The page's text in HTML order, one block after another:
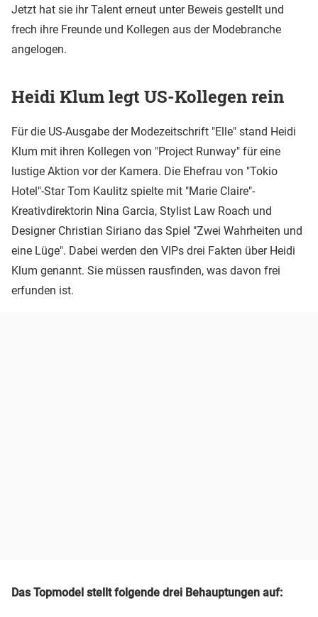
Jetzt hat sie ihr Talent erneut unter Beweis gestellt und
frech ihre Freunde und Kollegen aus der Modebranche
angelogen.
Heidi Klum legt US-Kollegen rein
Für die US-Ausgabe der Modezeitschrift "Elle" stand Heidi
Klum mit ihren Kollegen von "Project Runway" für eine
lustige Aktion vor der Kamera. Die Ehefrau von "Tokio
Hotel"-Star Tom Kaulitz spielte mit "Marie Claire"-
Kreativdirektorin Nina Garcia, Stylist Law Roach und
Designer Christian Siriano das Spiel "Zwei Wahrheiten und
eine Lüge". Dabei werden den VIPs drei Fakten über Heidi
Klum genannt. Sie müssen rausfinden, was davon frei
erfunden ist.
Das Topmodel stellt folgende drei Behauptungen auf: